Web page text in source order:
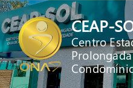
CEAP-
Centro